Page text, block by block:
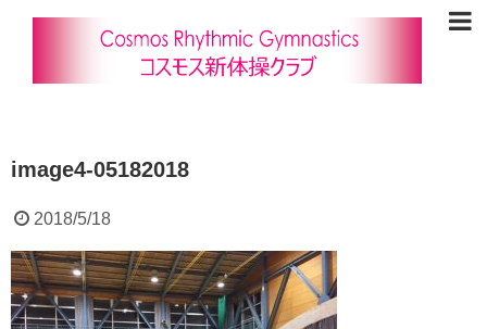
image4-05182018
2018/5/18